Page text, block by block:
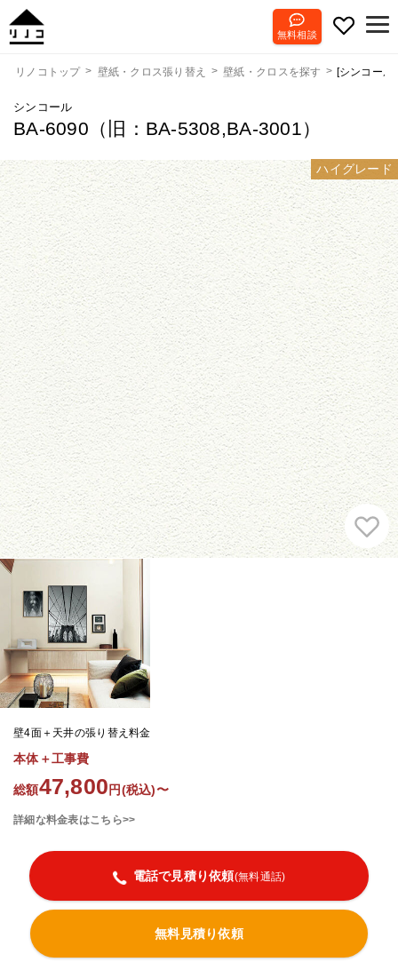
無料相談
リノコトップ 壁紙・クロス張り替え 壁紙・クロスを探す [シンコール
シンコール
BA-6090（旧：BA-5308,BA-3001）
ハイグレード
壁4面＋天井の張り替え料金
本体＋工事費
総額47,800 円(税込)〜
詳細な料金表はこちら>>
電話で見積り依頼(無料通話)
無料見積り依頼